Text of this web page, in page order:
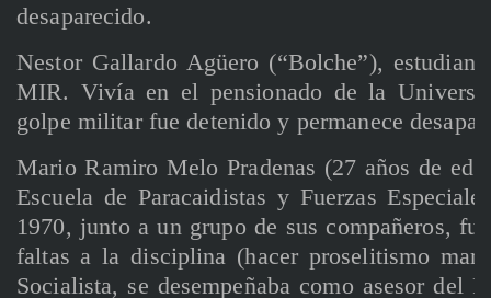
desaparecido.
Nestor Gallardo Agüero (“Bolche”),
MIR. Vivía en el pensionado de la
golpe militar fue detenido y permanece
Mario Ramiro Melo Pradenas (27 años de
Escuela de Paracaidistas y Fuerzas
1970, junto a un grupo de sus compañeros,
faltas a la disciplina (hacer proselitismo
Socialista, se desempeñaba como asesor del